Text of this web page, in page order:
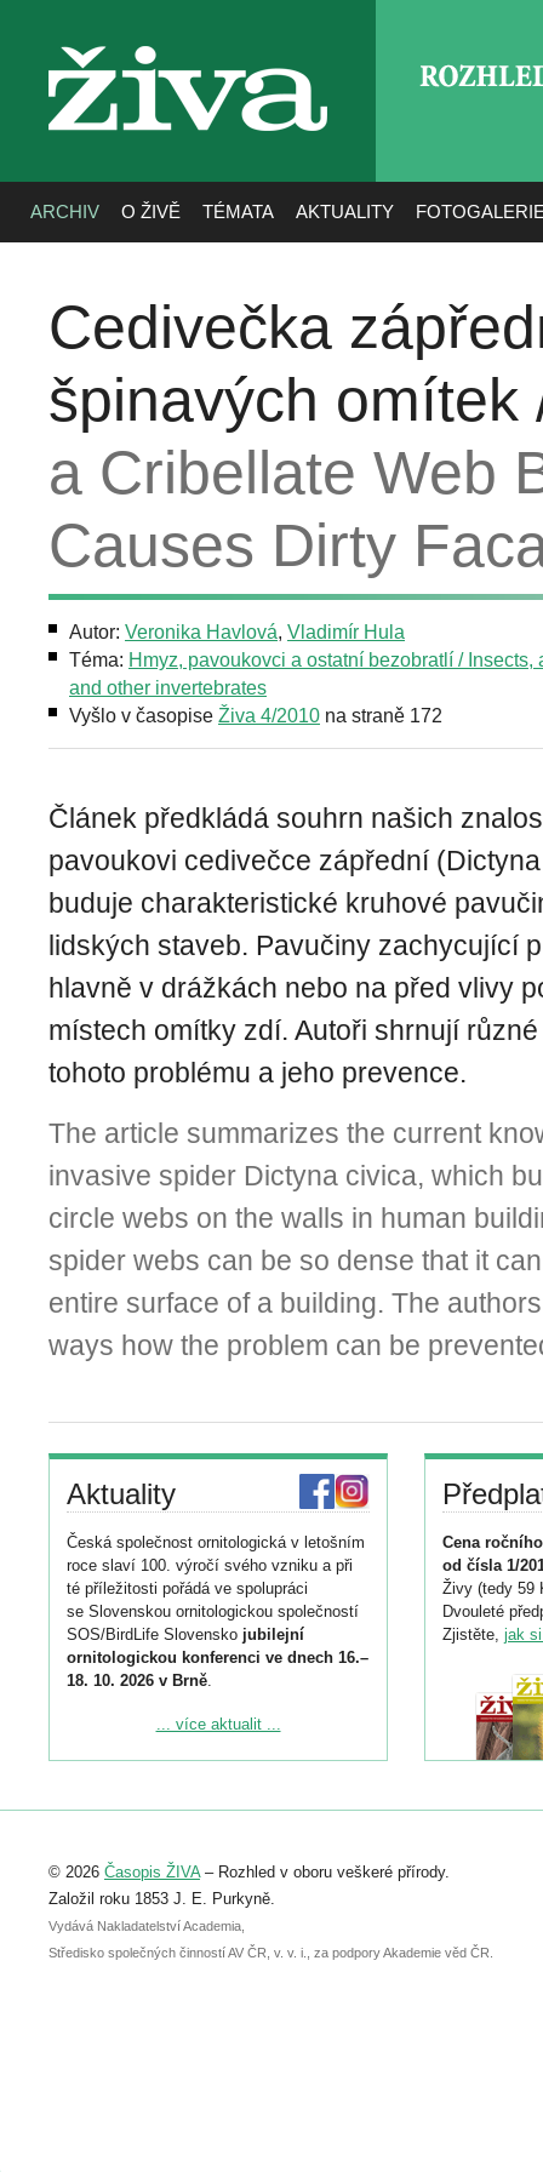
živa
ARCHIV O ŽIVĚ TÉMATA AKTUALITY
Cedivečka
špinavých
a Cribellate Web
Causes Dirty
Autor: Veronika Havlová, Vladimír Hula
Téma: Hmyz, pavoukovci a ostatní bezobratlí / Insects,
and other invertebrates
Vyšlo v časopise Živa 4/2010 na straně 172
Článek předkládá souhrn našich
pavoukovi cedivečce zápřední
buduje charakteristické kruhové
lidských staveb. Pavučiny zachycující
hlavně v drážkách nebo na před vlivy
místech omítky zdí. Autoři shrnují
tohoto problému a jeho prevence.
The article summarizes the current
invasive spider Dictyna civica, which
circle webs on the walls in human
spider webs can be so dense that it
entire surface of a building. The
ways how the problem can be
Aktuality
Česká společnost ornitologická v letošním
roce slaví 100. výročí svého vzniku a při
té příležitosti pořádá ve spolupráci
se Slovenskou ornitologickou společností
SOS/BirdLife Slovensko jubilejní
ornitologickou konferenci ve dnech 16.–
18. 10. 2026 v Brně.
Podrobnější informace ke konferenci
Registrovat se můžete do 6. září.
abstraktu přihlášené přednášky nebo
posteru je už 30. června.
... více aktualit ...
Cena
od čísla 1/
Živy (tedy 59
Dvouleté
Zjistěte, jak
© 2026 Časopis ŽIVA– Rozhled v oboru veškeré přírody.
Založil roku 1853 J. E. Purkyně.
Vydává Nakladatelství Academia,
Středisko společných činností AV ČR, v. v. i., za podpory Akademie věd ČR.